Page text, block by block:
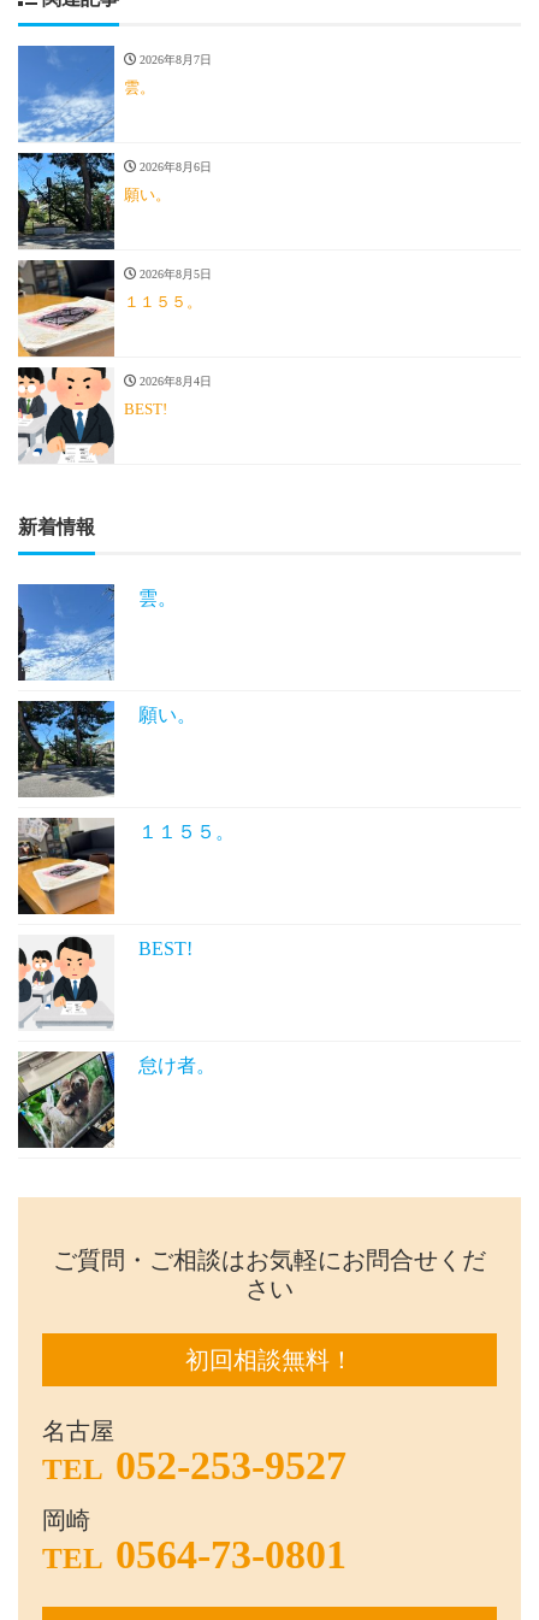
2026年8月7日
雲。
2026年8月6日
願い。
2026年8月5日
１１５５。
2026年8月4日
BEST!
新着情報
雲。
願い。
１１５５。
BEST!
怠け者。
ご質問・ご相談はお気軽にお問合せくだ
さい
初回相談無料！
名古屋
TEL 052-253-9527
岡崎
TEL 0564-73-0801